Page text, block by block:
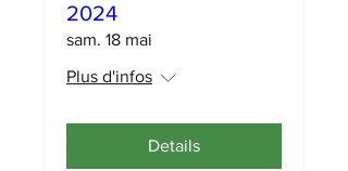
2024
sam. 18 mai
Plus d'infos
Details